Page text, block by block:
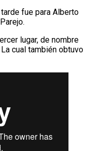
fue para Alberto
lugar, de nombre
cual también obtuvo